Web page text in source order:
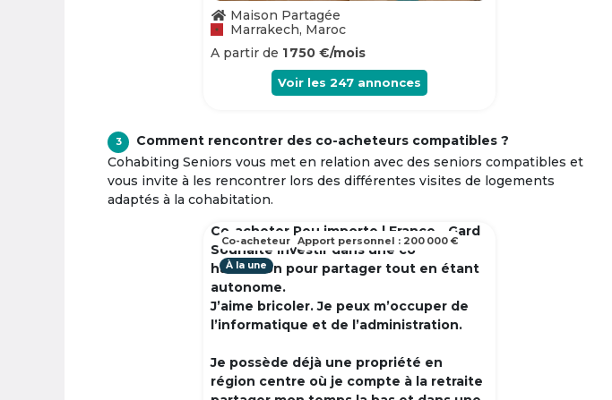
Maison Partagée
Marrakech, Maroc
A partir de 1 750 €/mois
Voir les 247 annonces
3
Comment rencontrer des co-acheteurs compatibles ?
Cohabiting Seniors vous met en relation avec des seniors compatibles et
vous invite à les rencontrer lors des différentes visites de logements
adaptés à la cohabitation.
Co-acheter Peu importe | France - Gard
Souhaite investir dans une co
habitation pour partager tout en étant
autonome.
J’aime bricoler. Je peux m’occuper de
l’informatique et de l’administration.
Je possède déjà une propriété en
région centre où je compte à la retraite
À la une
Co-acheteur Apport personnel : 200 000 €